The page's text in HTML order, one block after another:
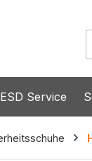
ESD Service